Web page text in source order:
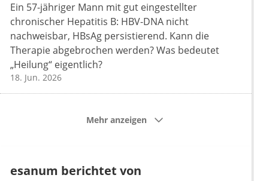
Ein 57-jähriger Mann mit gut eingestellter
chronischer Hepatitis B: HBV-DNA nicht
nachweisbar, HBsAg persistierend. Kann die
Therapie abgebrochen werden? Was bedeutet
„Heilung“ eigentlich?
18. Jun. 2026
Mehr anzeigen
esanum berichtet von